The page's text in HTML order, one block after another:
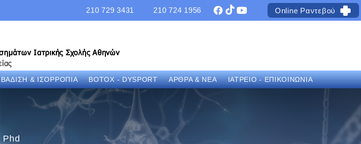
210 729 3431 210 724 1956 Online Ραντεβού
Ιατρικής Σχολής Αθηνών
ΒΑΔΙΣΗ & ΙΣΟΡΡΟΠΙΑ BOTOX - DYSPORT ΑΡΘΡΑ & ΝΕΑ ΙΑΤΡΕΙΟ - ΕΠΙΚΟΙΝΩΝΙΑ
Phd